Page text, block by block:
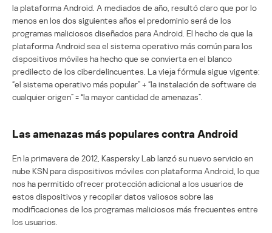
la plataforma Android. A mediados de año, resultó claro que por lo
menos en los dos siguientes años el predominio será de los
programas maliciosos diseñados para Android. El hecho de que la
plataforma Android sea el sistema operativo más común para los
dispositivos móviles ha hecho que se convierta en el blanco
predilecto de los ciberdelincuentes. La vieja fórmula sigue vigente:
“el sistema operativo más popular” + “la instalación de software de
cualquier origen” = “la mayor cantidad de amenazas”.
Las amenazas más populares contra Android
En la primavera de 2012, Kaspersky Lab lanzó su nuevo servicio en
nube KSN para dispositivos móviles con plataforma Android, lo que
nos ha permitido ofrecer protección adicional a los usuarios de
estos dispositivos y recopilar datos valiosos sobre las
modificaciones de los programas maliciosos más frecuentes entre
los usuarios.